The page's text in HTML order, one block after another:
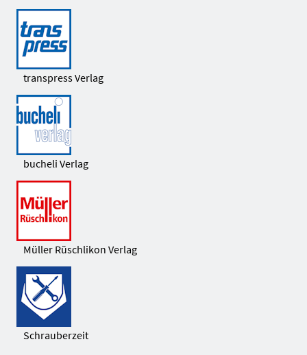
transpress Verlag
bucheli Verlag
Müller Rüschlikon Verlag
Schrauberzeit